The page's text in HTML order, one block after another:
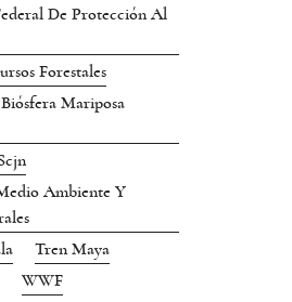
De Protección Al
Forestales
Mariposa
Ambiente Y
Tren Maya
WWF